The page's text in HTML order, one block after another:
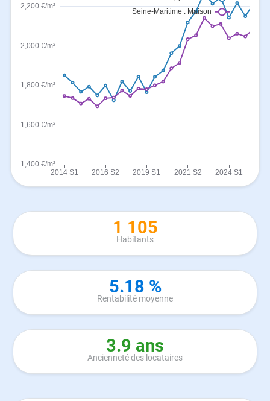
1 105
Habitants
5.18 %
Rentabilité moyenne
3.9 ans
Ancienneté des locataires